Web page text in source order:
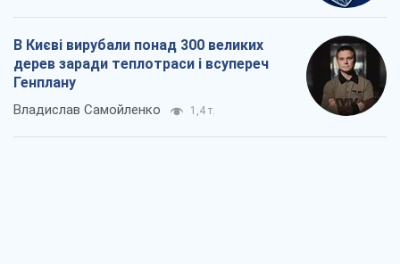
В Києві вирубали понад 300 великих
дерев заради теплотраси і всупереч
Генплану
Владислав Самойленко 1,4 т.